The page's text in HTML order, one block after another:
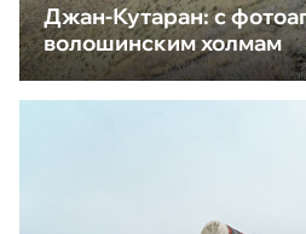
Джан-Кутаран: с
волошинским холмам